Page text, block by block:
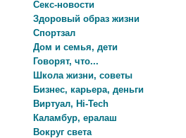
Секс-новости
Здоровый образ жизни
Спортзал
Дом и семья, дети
Говорят, что...
Школа жизни, советы
Бизнес, карьера, деньги
Виртуал, Hi-Tech
Каламбур, ералаш
Вокруг света